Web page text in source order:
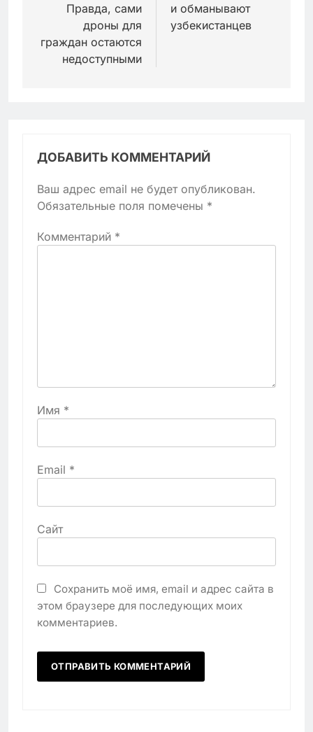
Правда, сами
дроны для
граждан остаются
недоступными
и обманывают
узбекистанцев
ДОБАВИТЬ КОММЕНТАРИЙ
Ваш адрес email не будет опубликован.
Обязательные поля помечены *
Комментарий *
Имя *
Email *
Сайт
Сохранить моё имя, email и адрес сайта в
этом браузере для последующих моих
комментариев.